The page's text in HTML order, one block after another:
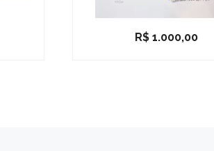
R$1.000,00